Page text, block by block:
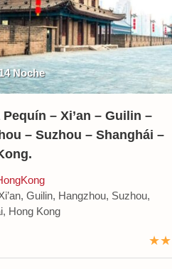
Noche
Pequín – Xi’an – Guilin –
– Suzhou – Shanghái –
Guilin, Hangzhou, Suzhou,
Hong Kong